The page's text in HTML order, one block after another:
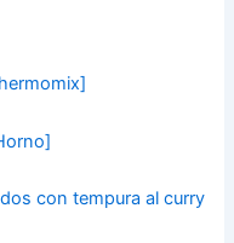
con tempura al curry